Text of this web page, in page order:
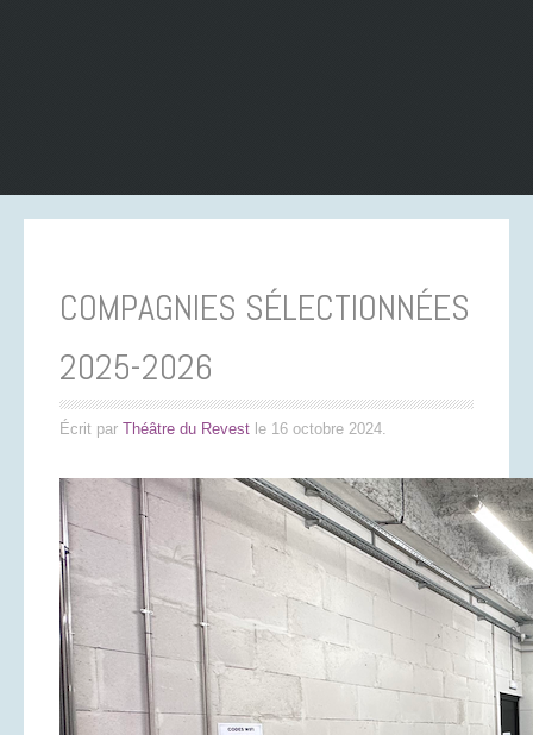
COMPAGNIES SÉLECTIONNÉES
2025-2026
Écrit par Théâtre du Revest le 16 octobre 2024.